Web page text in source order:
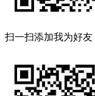
扫一扫添加我为好友